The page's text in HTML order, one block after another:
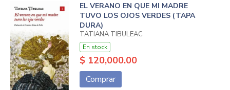
EL VERANO EN QUE MI MADRE
TUVO LOS OJOS VERDES (TAPA
DURA)
TATIANA TIBULEAC
En stock
$ 120,000.00
Comprar